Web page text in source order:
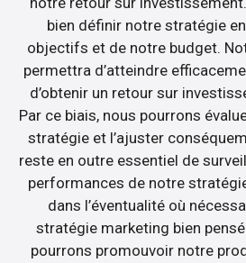
bien définir notre stratégie
objectifs et de notre budget.
permettra d’atteindre
d’obtenir un retour sur
Par ce biais, nous pourrons
stratégie et l’ajuster
reste en outre essentiel de
performances de notre
dans l’éventualité où
stratégie marketing bien
pourrons promouvoir notre